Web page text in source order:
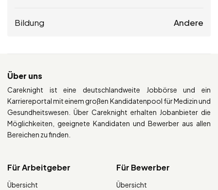
Bildung Andere
Über uns
Careknight ist eine deutschlandweite Jobbörse und ein
Karriereportal mit einem großen Kandidatenpool für Medizin und
Gesundheitswesen. Über Careknight erhalten Jobanbieter die
Möglichkeiten, geeignete Kandidaten und Bewerber aus allen
Bereichen zu finden.
Für Arbeitgeber
Übersicht
Für Bewerber
Übersicht